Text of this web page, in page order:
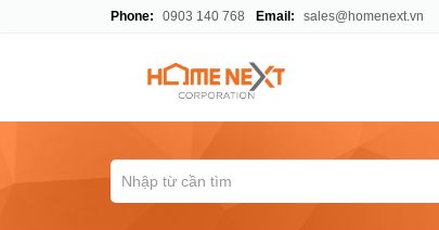
Phone: 0903 140 768 Email: sales@homenext.vn